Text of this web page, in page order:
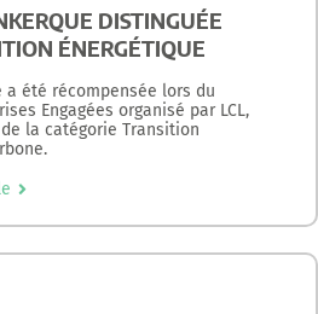
DISTINGUÉE
ÉNERGÉTIQUE
a été récompensée lors du
Engagées organisé par LCL,
la catégorie Transition